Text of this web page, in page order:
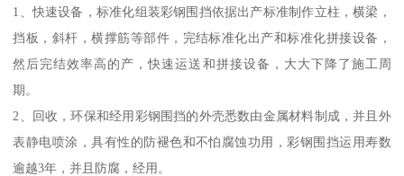
1、快速设备，标准化组装彩钢围挡依据出产标准制作立柱，横梁，
挡板，斜杆，横撑筋等部件，完结标准化出产和标准化拼接设备，
然后完结效率高的产，快速运送和拼接设备，大大下降了施工周
期。
2、回收，环保和经用彩钢围挡的外壳悉数由金属材料制成，并且外
表静电喷涂，具有性的防褪色和不怕腐蚀功用，彩钢围挡运用寿数
逾越3年，并且防腐，经用。